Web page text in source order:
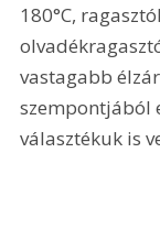
180°C,
vastagabb
szempontjából
választékuk is